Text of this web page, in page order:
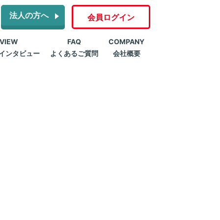
法人の方へ 会員ログイン
ンタビュー
FAQ
よくあるご質問
COMPANY
会社概要